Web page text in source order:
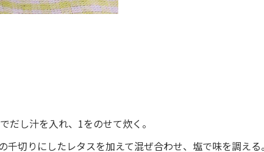
だし汁を入れ、1をのせて炊く。
切りにしたレタスを加えて混ぜ合わせ、塩で味を調える。